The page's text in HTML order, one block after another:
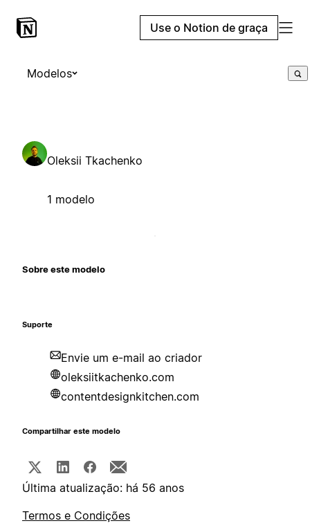
Use o Notion de graça
Modelos
Oleksii Tkachenko
1 modelo
Sobre este modelo
Suporte
Envie um e-mail ao criador
oleksiitkachenko.com
contentdesignkitchen.com
Compartilhar este modelo
Última atualização: há 56 anos
Termos e Condições